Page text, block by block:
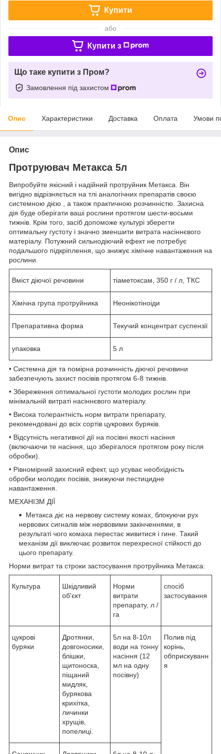
Купити
або
Купити з
Що таке купити з Пром?
Замовлення під захистом
Опис Характеристики Доставка Оплата Умови
Опис
Протруювач Метакса 5л
Випробуйте якісний і надійний протруйник Метакса. Він
вигідно відрізняється на тлі аналогічних препаратів своєю
системною дією , а також практичною розчинністю. Захисна
дія буде оберігати ваші рослини протягом шести-восьми
тижнів. Крім того, засіб допоможе культурі зберегти
оптимальну густоту і значно зменшити витрата насіннєвого
матеріалу. Потужний сильнодіючий ефект не потребує
подальшого підкріплення, що знижує хімічне навантаження на
рослини.
Вміст діючої речовини тіаметоксам, 350 г / л, ТКС
Хімічна група протруйника Неонікотіноіди
Препаративна форма Текучий концентрат суспензії
упаковка 5 л
• Системна дія та помірна розчинність діючої речовини
забезпечують захист посівів протягом 6-8 тижнів.
• Збереження оптимальної густоти молодих рослин при
мінімальній витраті насіннєвого матеріалу.
• Висока толерантність норм витрати препарату,
рекомендовані до всіх сортів цукрових буряків.
• Відсутність негативної дії на посівні якості насіння
(включаючи те насіння, що зберігалося протягом року після
обробки).
• Рівномірний захисний ефект, що усуває необхідність
обробки молодих посівів, знижуючи пестицидне
навантаження.
МЕХАНІЗМ ДІЇ
Метакса діє на нервову систему комах, блокуючи рух
нервових сигналів між нервовими закінченнями, в
результаті чого комаха перестає живитися і гине. Такий
механізм дії виключає розвиток перехресної стійкості до
цього препарату.
Норми витрат та строки застосування протруйника Метакса:
Культура
Шкідливий
об'єкт
Норми
витрати
препарату, л /
га
спосіб
застосування
цукрові
буряки
Дротянки,
довгоносики,
блішки,
щитоноска,
піщаний
мидляк,
бурякова
крихітка,
личинки
хрущів,
попелиці.
5л на 8-10л
води на тонну
насіння (12
мл на одну
посівну)
Полив під
корінь,
обприскуванн
я